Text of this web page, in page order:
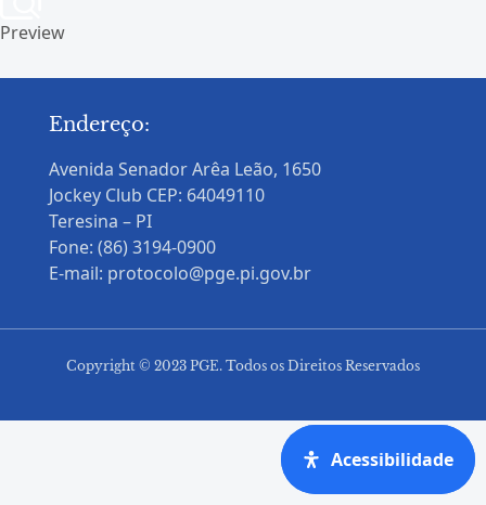
Preview
Endereço:
Avenida Senador Arêa Leão, 1650
Jockey Club CEP: 64049110
Teresina – PI
Fone: (86) 3194-0900
E-mail: protocolo@pge.pi.gov.br
Copyright © 2023 PGE. Todos os Direitos Reservados
Acessibilidade
Acessibilidade